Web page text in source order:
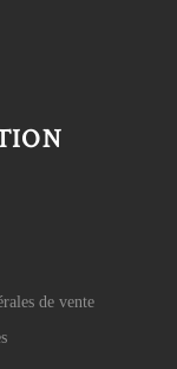
de vente